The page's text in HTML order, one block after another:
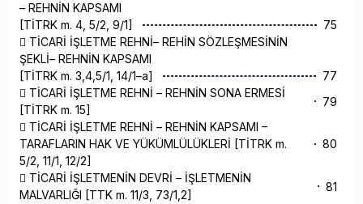
– REHNİN KAPSAMI
[TİTRK m. 4, 5/2, 9/1]
75
 TİCARİ İŞLETME REHNİ– REHİN SÖZLEŞMESİNİN
ŞEKLİ– REHNİN KAPSAMI
[TİTRK m. 3,4,5/1, 14/1–a]
77
 TİCARİ İŞLETME REHNİ – REHNİN SONA ERMESİ
[TİTRK m. 15]
79
 TİCARİ İŞLETME REHNİ – REHNİN KAPSAMI –
TARAFLARIN HAK VE YÜKÜMLÜLÜKLERİ [TİTRK m.
5/2, 11/1, 12/2]
80
 TİCARİ İŞLETMENİN DEVRİ – İŞLETMENİN
MALVARLIĞI [TTK m. 11/3, 73/1,2]
81